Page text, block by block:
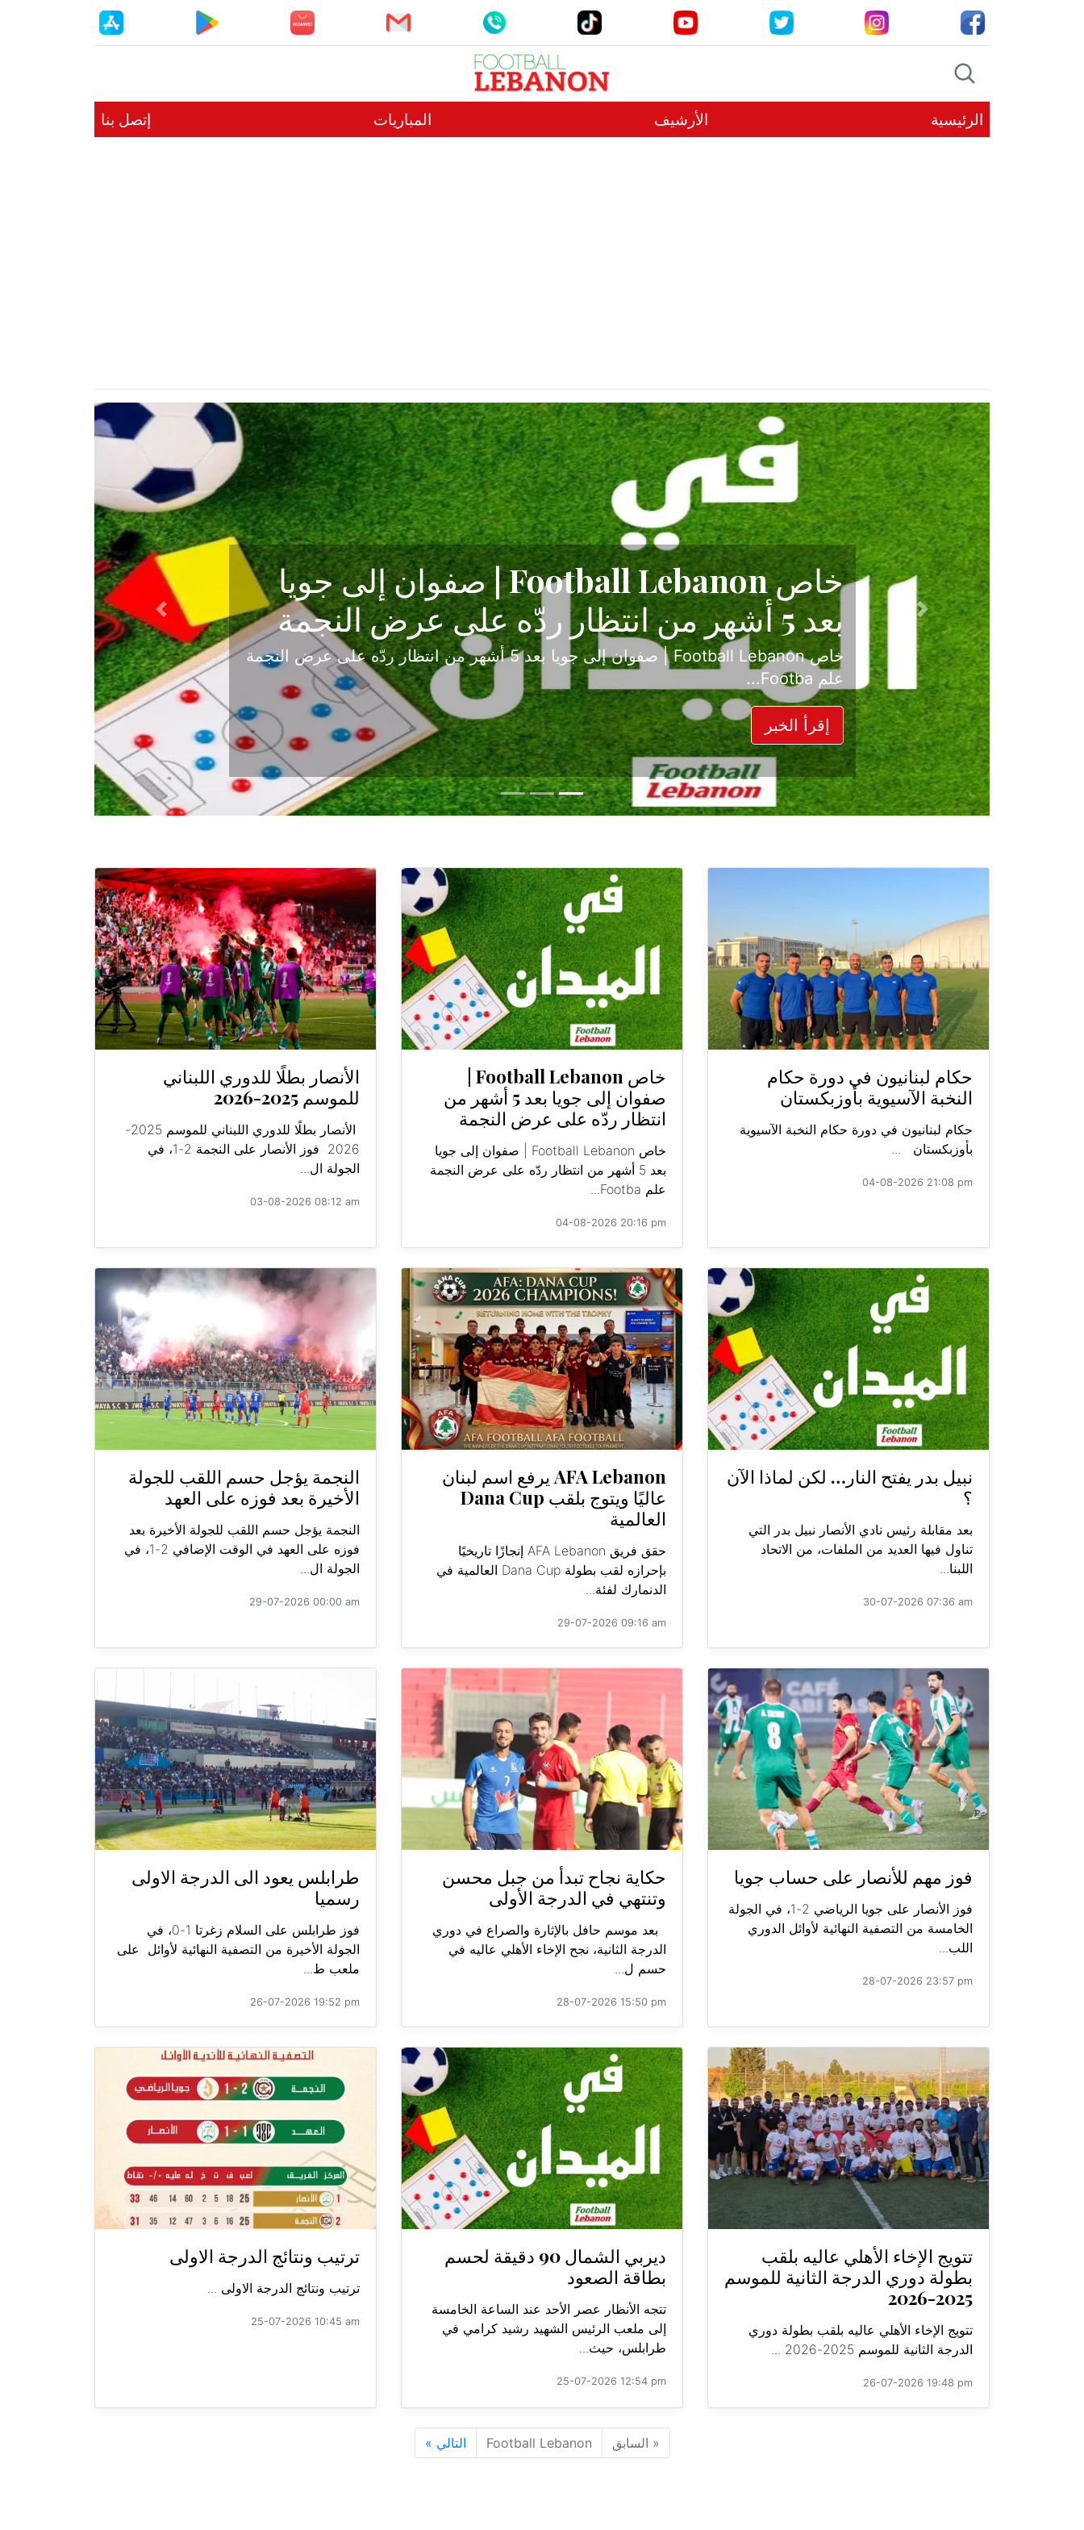
الرئيسية الأرشيف المباريات إتصل بنا
حكاية نجاح تبدأ من جبل محسن وتنتهي في
الدرجة الأولى
بعد موسم حافل بالإثارة والصراع في دوري الدرجة الثانية، نجح الإخاء الأهلي عاليه في
حسم ل...
إقرأ الخبر
Previous
Next
حكام لبنانيون في دورة حكام
النخبة الآسيوية بأوزبكستان
حكام لبنانيون في دورة حكام النخبة الآسيوية
بأوزبكستان ...
04-08-2026 21:08 pm
صفوان إلى جويا بعد 5 أشهر من
انتظار ردّه على عرض النجمة
خاص Football Lebanon | صفوان إلى جويا
بعد 5 أشهر من انتظار ردّه على عرض النجمة
علم Footba...
04-08-2026 20:16 pm
الأنصار بطلًا للدوري اللبناني
للموسم 2025-2026
الأنصار بطلًا للدوري اللبناني للموسم 2025-
2026 فوز الأنصار على النجمة 2-1، في
الجولة ال...
03-08-2026 08:12 am
نبيل بدر يفتح النار… لكن لماذا الآن
؟
بعد مقابلة رئيس نادي الأنصار نبيل بدر التي
تناول فيها العديد من الملفات، من الاتحاد
اللبنا...
30-07-2026 07:36 am
AFA Lebanon يرفع اسم لبنان
عاليًا ويتوج بلقب Dana Cup
العالمية
حقق فريق AFA Lebanon إنجازًا تاريخيًا
بإحرازه لقب بطولة Dana Cup العالمية في
الدنمارك لفئة...
29-07-2026 09:16 am
النجمة يؤجل حسم اللقب للجولة
الأخيرة بعد فوزه على العهد
النجمة يؤجل حسم اللقب للجولة الأخيرة بعد
فوزه على العهد في الوقت الإضافي 2-1، في
الجولة ال...
29-07-2026 00:00 am
فوز مهم للأنصار على حساب جويا
فوز الأنصار على جويا الرياضي 2-1، في الجولة
الخامسة من التصفية النهائية لأوائل الدوري
اللب...
28-07-2026 23:57 pm
حكاية نجاح تبدأ من جبل محسن
وتنتهي في الدرجة الأولى
بعد موسم حافل بالإثارة والصراع في دوري
الدرجة الثانية، نجح الإخاء الأهلي عاليه في
حسم ل...
28-07-2026 15:50 pm
طرابلس يعود الى الدرجة الاولى
رسميا
فوز طرابلس على السلام زغرتا 1-0، في
الجولة الأخيرة من التصفية النهائية لأوائل على
ملعب ط...
26-07-2026 19:52 pm
تتويج الإخاء الأهلي عاليه بلقب
بطولة دوري الدرجة الثانية للموسم
2025-2026
تتويج الإخاء الأهلي عاليه بلقب بطولة دوري
الدرجة الثانية للموسم 2025-2026 ...
26-07-2026 19:48 pm
ديربي الشمال 90 دقيقة لحسم
بطاقة الصعود
تتجه الأنظار عصر الأحد عند الساعة الخامسة
إلى ملعب الرئيس الشهيد رشيد كرامي في
طرابلس، حيث...
25-07-2026 12:54 pm
ترتيب ونتائج الدرجة الاولى
ترتيب ونتائج الدرجة الاولى ...
25-07-2026 10:45 am
« السابق Football Lebanon التالي »